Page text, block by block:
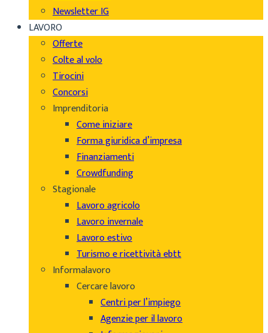
Newsletter IG
LAVORO
Offerte
Colte al volo
Tirocini
Concorsi
Imprenditoria
Come iniziare
Forma giuridica d’impresa
Finanziamenti
Crowdfunding
Stagionale
Lavoro agricolo
Lavoro invernale
Lavoro estivo
Turismo e ricettività ebtt
Informalavoro
Cercare lavoro
Centri per l’impiego
Agenzie per il lavoro